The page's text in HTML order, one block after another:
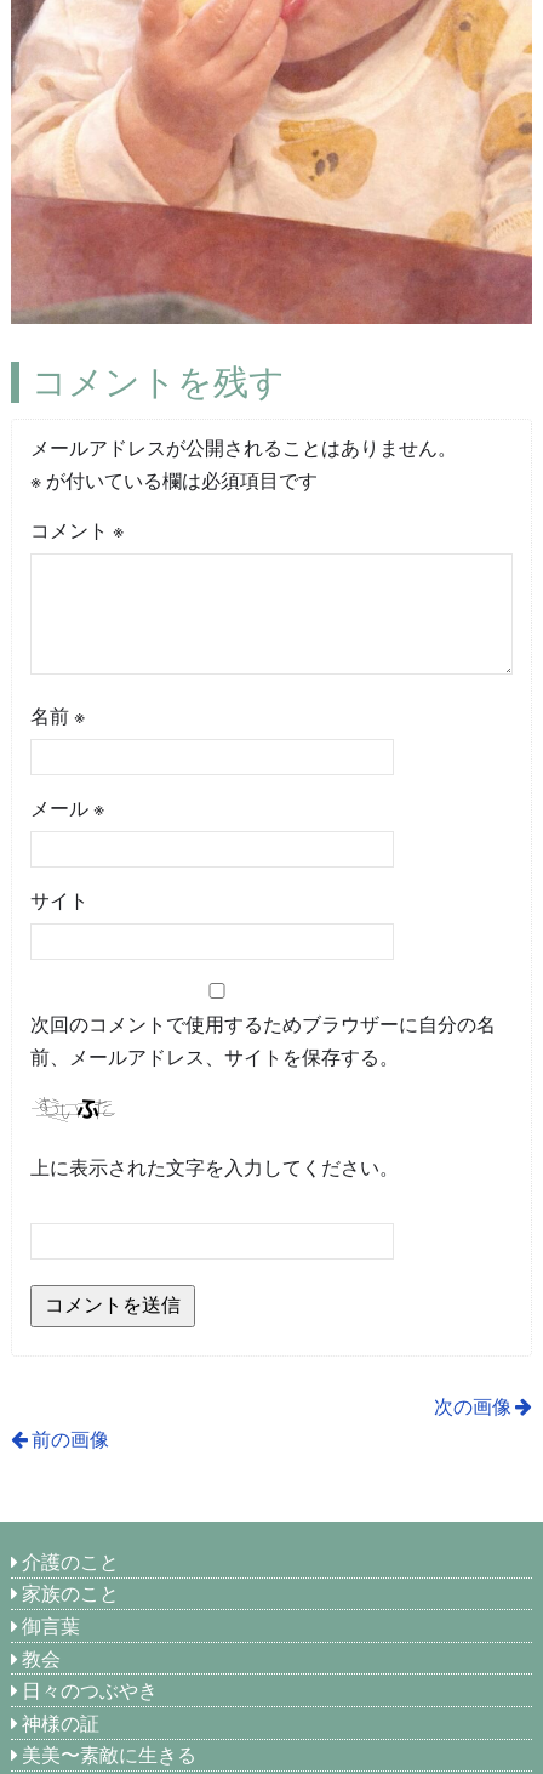
コメントを残す
メールアドレスが公開されることはありません。
※が付いている欄は必須項目です
コメント ※
名前 ※
メール ※
サイト
次回のコメントで使用するためブラウザーに自分の名
前、メールアドレス、サイトを保存する。
上に表示された文字を入力してください。
次の画像
前の画像
介護のこと
家族のこと
御言葉
教会
日々のつぶやき
神様の証
美美〜素敵に生きる